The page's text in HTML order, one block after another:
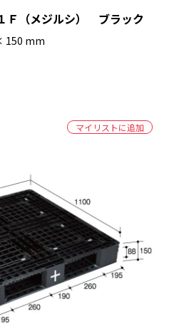
Ｆ（メジルシ） ブラック
150 mm
マイリストに追加